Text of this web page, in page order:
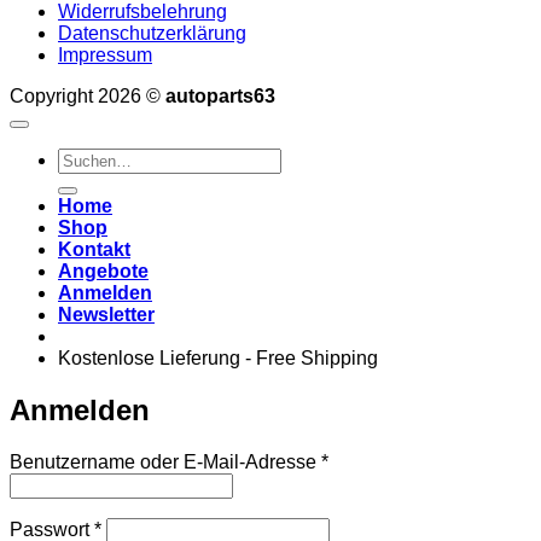
Widerrufsbelehrung
Datenschutzerklärung
Impressum
Copyright 2026 © autoparts63
Suchen
nach:
Home
Shop
Kontakt
Angebote
Anmelden
Newsletter
Kostenlose Lieferung - Free Shipping
Anmelden
Benutzername oder E-Mail-Adresse *Erforderlich
Passwort*Erforderlich